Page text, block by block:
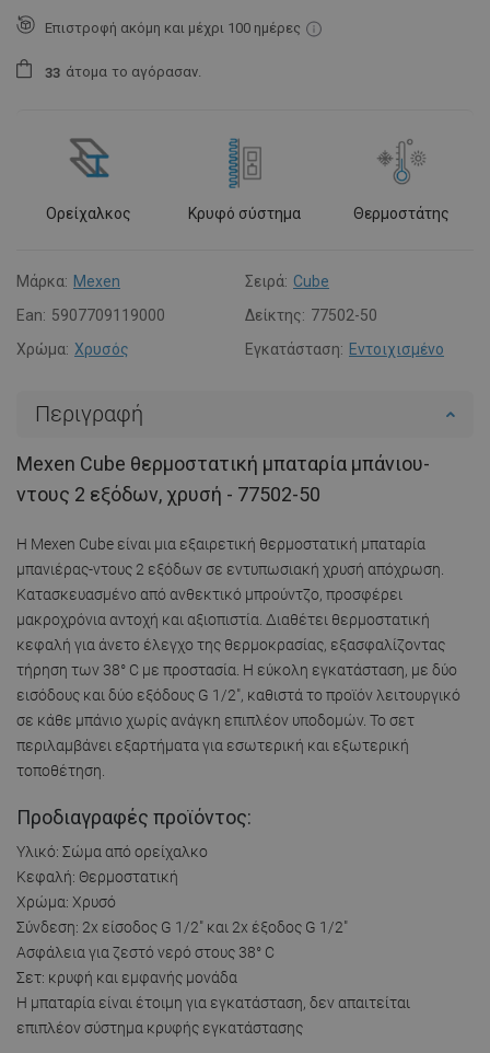
Επιστροφή ακόμη και μέχρι 100 ημέρες
33 άτομα το αγόρασαν.
Ορείχαλκος Κρυφό σύστημα Θερμοστάτης
Μάρκα: Mexen Σειρά: Cube
Ean: 5907709119000 Δείκτης: 77502-50
Χρώμα: Χρυσός Εγκατάσταση: Εντοιχισμένο
Περιγραφή
Mexen Cube θερμοστατική μπαταρία μπάνιου-
ντους 2 εξόδων, χρυσή - 77502-50
Η Mexen Cube είναι μια εξαιρετική θερμοστατική μπαταρία
μπανιέρας-ντους 2 εξόδων σε εντυπωσιακή χρυσή απόχρωση.
Κατασκευασμένο από ανθεκτικό μπρούντζο, προσφέρει
μακροχρόνια αντοχή και αξιοπιστία. Διαθέτει θερμοστατική
κεφαλή για άνετο έλεγχο της θερμοκρασίας, εξασφαλίζοντας
τήρηση των 38° C με προστασία. Η εύκολη εγκατάσταση, με δύο
εισόδους και δύο εξόδους G 1/2", καθιστά το προϊόν λειτουργικό
σε κάθε μπάνιο χωρίς ανάγκη επιπλέον υποδομών. Το σετ
περιλαμβάνει εξαρτήματα για εσωτερική και εξωτερική
τοποθέτηση.
Προδιαγραφές προϊόντος:
Υλικό: Σώμα από ορείχαλκο
Κεφαλή: Θερμοστατική
Χρώμα: Χρυσό
Σύνδεση: 2x είσοδος G 1/2" και 2x έξοδος G 1/2"
Ασφάλεια για ζεστό νερό στους 38° C
Σετ: κρυφή και εμφανής μονάδα
Η μπαταρία είναι έτοιμη για εγκατάσταση, δεν απαιτείται
επιπλέον σύστημα κρυφής εγκατάστασης